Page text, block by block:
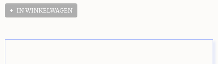
IN WINKELWAGEN